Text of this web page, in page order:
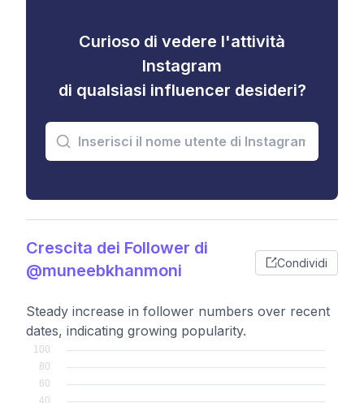
Curioso di vedere l'attività
Instagram
di qualsiasi influencer desideri?
Crescita dei Follower di
@muneebkhanmoni
Condividi
Steady increase in follower numbers over recent
dates, indicating growing popularity.